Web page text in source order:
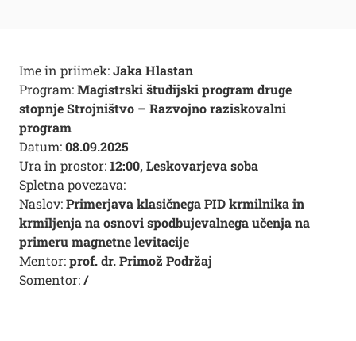
Ime in priimek:Jaka Hlastan
Program:Magistrski študijski program druge
stopnje Strojništvo – Razvojno raziskovalni
program
Datum:08.09.2025
Ura in prostor:12:00, Leskovarjeva soba
Spletna povezava:
Naslov:Primerjava klasičnega PID krmilnika in
krmiljenja na osnovi spodbujevalnega učenja na
primeru magnetne levitacije
Mentor:prof. dr. Primož Podržaj
Somentor:/